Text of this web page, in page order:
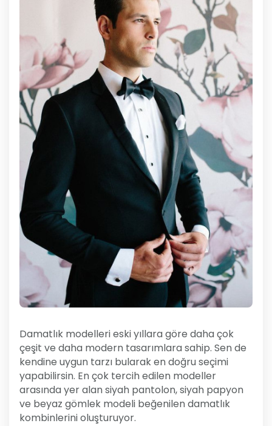
Damatlık modelleri eski yıllara göre daha çok
çeşit ve daha modern tasarımlara sahip. Sen de
kendine uygun tarzı bularak en doğru seçimi
yapabilirsin. En çok tercih edilen modeller
arasında yer alan siyah pantolon, siyah papyon
ve beyaz gömlek modeli beğenilen damatlık
kombinlerini oluşturuyor.